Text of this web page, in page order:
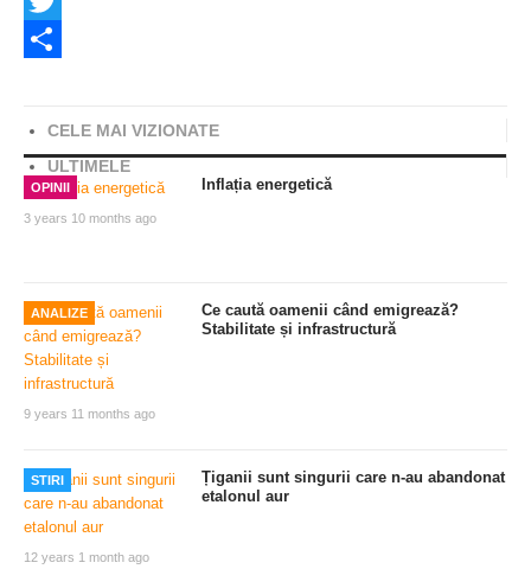
Twitter
CELE MAI VIZIONATE
ULTIMELE
OPINII
3 years 10 months ago
Inflația energetică
ANALIZE
9 years 11 months ago
Ce caută oamenii când emigrează?
Stabilitate și infrastructură
STIRI
12 years 1 month ago
Țiganii sunt singurii care n-au abandonat
etalonul aur